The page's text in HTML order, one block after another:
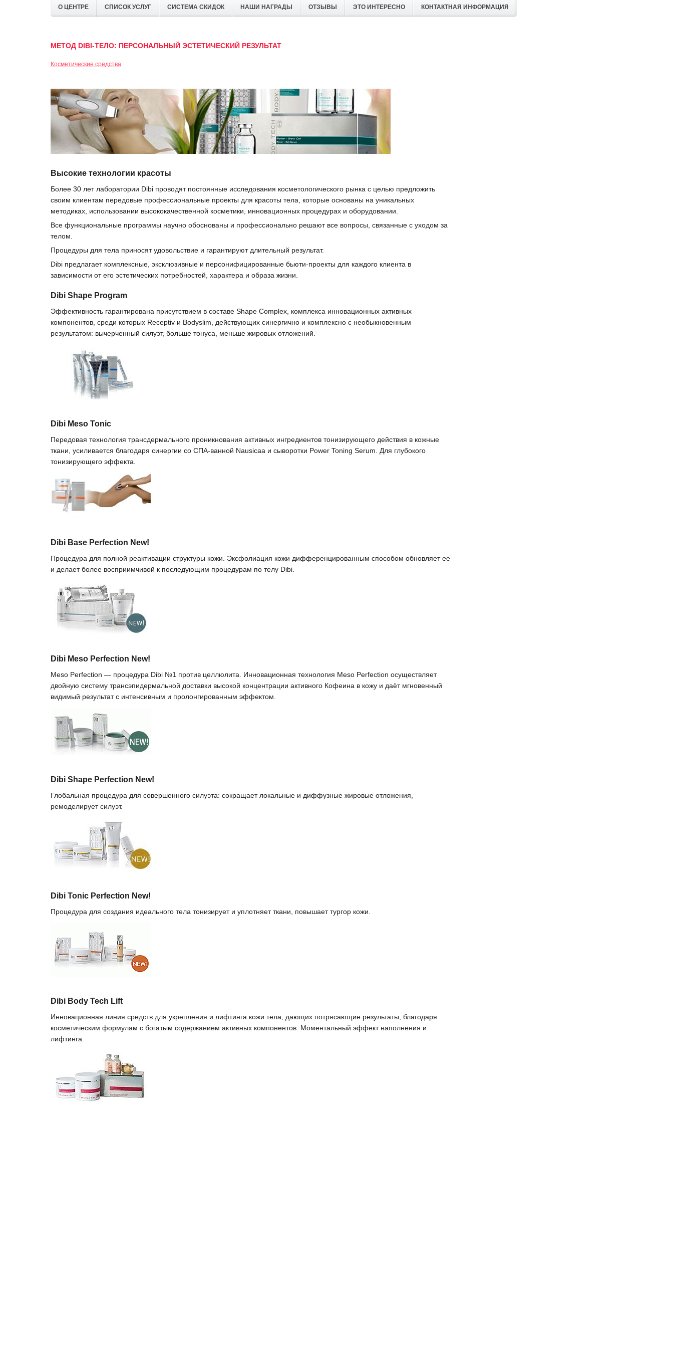
О ЦЕНТРЕ СПИСОК УСЛУГ СИСТЕМА СКИДОК НАШИ НАГРАДЫ ОТЗЫВЫ ЭТО ИНТЕРЕСНО КОНТАКТНАЯ ИНФОРМАЦИЯ
МЕТОД DIBI-ТЕЛО: ПЕРСОНАЛЬНЫЙ ЭСТЕТИЧЕСКИЙ РЕЗУЛЬТАТ
Косметические средства
Высокие технологии красоты
Более 30 лет лаборатории Dibi проводят постоянные исследования косметологического рынка c целью предложить
своим клиентам передовые профессиональные проекты для красоты тела, которые основаны на уникальных
методиках, использовании высококачественной косметики, инновационных процедурах и оборудовании.
Все функциональные программы научно обоснованы и профессионально решают все вопросы, связанные с уходом за
телом.
Процедуры для тела приносят удовольствие и гарантируют длительный результат.
Dibi предлагает комплексные, эксклюзивные и персонифицированные бьюти-проекты для каждого клиента в
зависимости от его эстетических потребностей, характера и образа жизни.
Dibi Shape Program
Эффективность гарантирована присутствием в составе Shape Complex, комплекса инновационных активных
компонентов, среди которых Receptiv и Bodyslim, действующих синергично и комплексно с необыкновенным
результатом: вычерченный силуэт, больше тонуса, меньше жировых отложений.
Dibi Meso Tonic
Передовая технология трансдермального проникнования активных ингредиентов тонизирующего действия в кожные
ткани, усиливается благодаря синергии со СПА-ванной Nausicaa и сыворотки Power Toning Serum. Для глубокого
тонизирующего эффекта.
Dibi Base Perfection New!
Процедура для полной реактивации структуры кожи. Эксфолиация кожи дифференцированным способом обновляет ее
и делает более восприимчивой к последующим процедурам по телу Dibi.
Dibi Meso Perfection New!
Meso Perfection — процедура Dibi №1 против целлюлита. Инновационная технология Meso Perfection осуществляет
двойную систему трансэпидермальной доставки высокой концентрации активного Кофеина в кожу и даёт мгновенный
видимый результат с интенсивным и пролонгированным эффектом.
Dibi Shape Perfection New!
Глобальная процедура для совершенного силуэта: сокращает локальные и диффузные жировые отложения,
ремоделирует силуэт.
Dibi Tonic Perfection New!
Процедура для создания идеального тела тонизирует и уплотняет ткани, повышает тургор кожи.
Dibi Body Tech Lift
Инновационная линия средств для укрепления и лифтинга кожи тела, дающих потрясающие результаты, благодаря
косметическим формулам с богатым содержанием активных компонентов. Моментальный эффект наполнения и
лифтинга.